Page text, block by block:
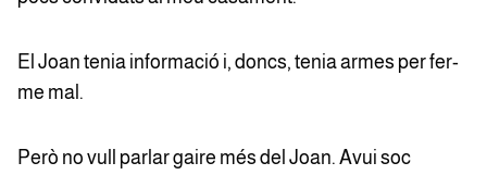
El Joan tenia informació i, doncs, tenia armes per fer-
me mal.
Però no vull parlar gaire més del Joan. Avui soc